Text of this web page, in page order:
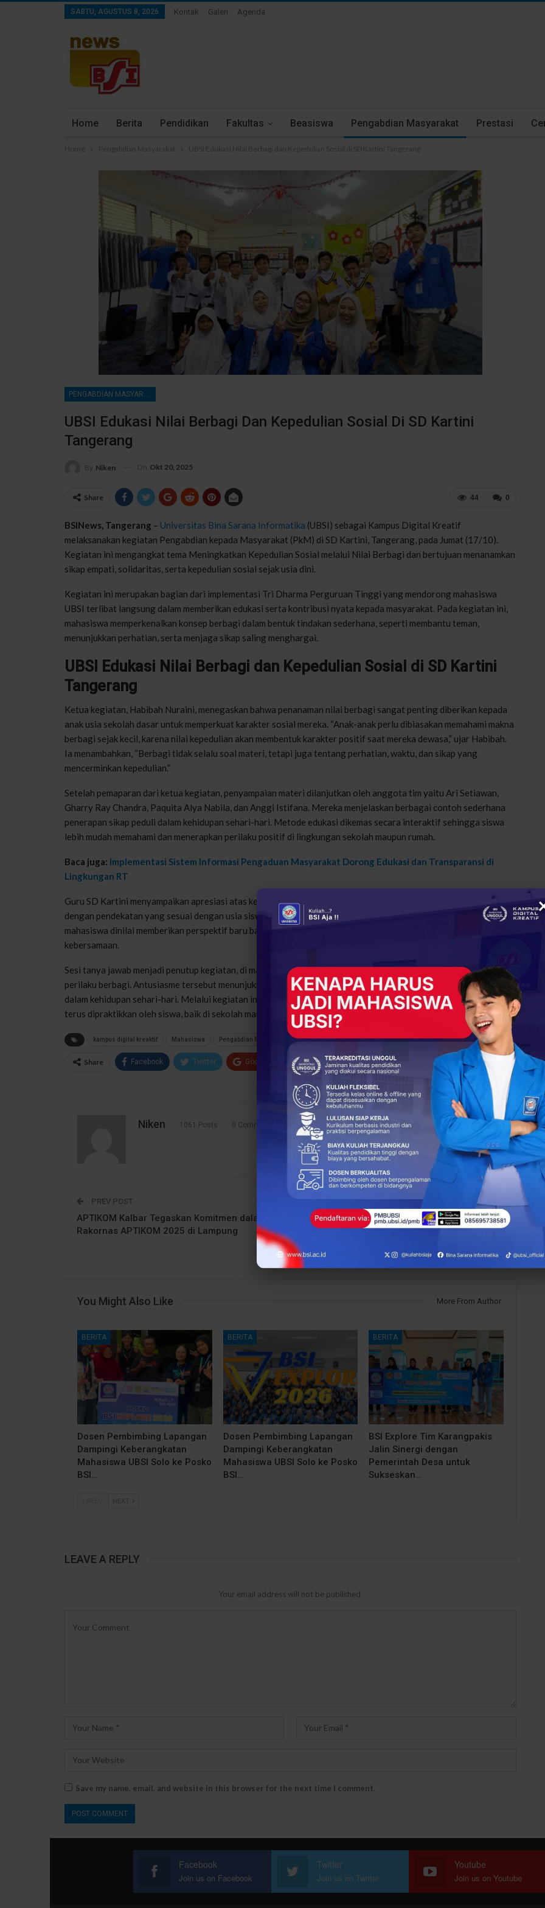
SABTU, AGUSTUS 8, 2026 Kontak Galeri Agenda
Home Berita Pendidikan Fakultas Beasiswa Pengabdian Masyarakat Prestasi
Home Pengabdian Masyarakat UBSI Edukasi Nilai Berbagi dan Kepedulian Sosial di SD Kartini Tangerang
PENGABDIAN MASYARAKAT
UBSI Edukasi Nilai Berbagi Dan Kepedulian Sosial Di SD Kartini
Tangerang
By Niken On Okt 20, 2025
0
44
Share
BSINews, Tangerang – Universitas Bina Sarana Informatika (UBSI) sebagai Kampus Digital Kreatif
melaksanakan kegiatan Pengabdian kepada Masyarakat (PkM) di SD Kartini, Tangerang, pada Jumat (17/10).
Kegiatan ini mengangkat tema Meningkatkan Kepedulian Sosial melalui Nilai Berbagi dan bertujuan menanamkan
sikap empati, solidaritas, serta kepedulian sosial sejak usia dini.
Kegiatan ini merupakan bagian dari implementasi Tri Dharma Perguruan Tinggi yang mendorong mahasiswa
UBSI terlibat langsung dalam memberikan edukasi serta kontribusi nyata kepada masyarakat. Pada kegiatan ini,
mahasiswa memperkenalkan konsep berbagi dalam bentuk tindakan sederhana, seperti membantu teman,
menunjukkan perhatian, serta menjaga sikap saling menghargai.
UBSI Edukasi Nilai Berbagi dan Kepedulian Sosial di SD Kartini
Tangerang
Ketua kegiatan, Habibah Nuraini, menegaskan bahwa penanaman nilai berbagi sangat penting diberikan kepada
anak usia sekolah dasar untuk memperkuat karakter sosial mereka. “Anak-anak perlu dibiasakan memahami makna
berbagi sejak kecil, karena nilai kepedulian akan membentuk karakter positif saat mereka dewasa,” ujar Habibah.
Ia menambahkan, “Berbagi tidak selalu soal materi, tetapi juga tentang perhatian, waktu, dan sikap yang
mencerminkan kepedulian.”
Setelah pemaparan dari ketua kegiatan, penyampaian materi dilanjutkan oleh anggota tim yaitu Ari Setiawan,
Gharry Ray Chandra, Paquita Alya Nabila, dan Anggi Istifana. Mereka menjelaskan berbagai contoh sederhana
penerapan sikap peduli dalam kehidupan sehari-hari. Metode edukasi dikemas secara interaktif sehingga siswa
lebih mudah memahami dan menerapkan perilaku positif di lingkungan sekolah maupun rumah.
Baca juga: Implementasi Sistem Informasi Pengaduan Masyarakat Dorong Edukasi dan Transparansi di
Lingkungan RT
Guru SD Kartini menyampaikan apresiasi atas kegiatan ini karena mahasiswa UBSI berhasil menyampaikan materi
dengan pendekatan yang sesuai dengan usia siswa, sehingga pesan moral dapat diterima dengan baik. Kehadiran
mahasiswa dinilai memberikan perspektif baru bagi anak-anak tentang pentingnya saling membantu dan menjaga
kebersamaan.
Sesi tanya jawab menjadi penutup kegiatan, di mana siswa terlihat antusias menjawab dan bertanya mengenai
perilaku berbagi. Antusiasme tersebut menunjukkan bahwa siswa mulai memahami pentingnya kepedulian sosial
dalam kehidupan sehari-hari. Melalui kegiatan ini, mahasiswa UBSI berharap nilai berbagi dan kepedulian dapat
terus dipraktikkan oleh siswa, baik di sekolah maupun lingkungan sekitar. (Niken)
kampus digital kreaktif Mahasiswa Pengabdian Masyarakat UBSI
Share Facebook Twitter Google+ ReddIt
Niken 1061 Posts 0 Comments
PREV POST
APTIKOM Kalbar Tegaskan Komitmen dalam
Rakornas APTIKOM 2025 di Lampung
NEXT POST
SWE UBSI kampus Cengkareng 2025 Siapkan
Mahasiswa Jadi Pengusaha Digital Masa
You Might Also Like More From Author
BERITA
Dosen Pembimbing Lapangan
Dampingi Keberangkatan
Mahasiswa UBSI Solo ke Posko
BSI…
BERITA
Dosen Pembimbing Lapangan
Dampingi Keberangkatan
Mahasiswa UBSI Solo ke Posko
BSI…
BERITA
BSI Explore Tim Karangpakis
Jalin Sinergi dengan
Pemerintah Desa untuk
Sukseskan…
NEXT
LEAVE A REPLY
Your email address will not be published.
Save my name, email, and website in this browser for the next time I comment.
Facebook
Join us on Facebook
Twitter
Join us on Twitter
Youtube
Join us on Youtube